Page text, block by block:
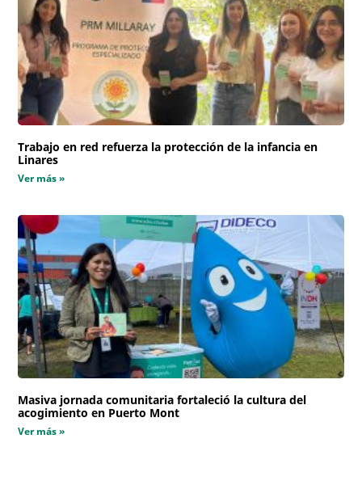
Trabajo en red refuerza la protección de la infancia en
Linares
Ver más »
Masiva jornada comunitaria fortaleció la cultura del
acogimiento en Puerto Mont
Ver más »